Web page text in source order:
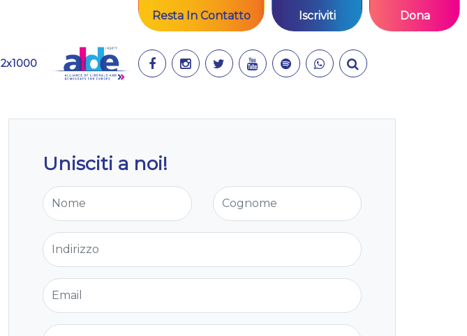
Resta In Contatto Iscriviti Dona
2x1000
Unisciti a noi!
Nome Cognome
Indirizzo
Email
Cellulare